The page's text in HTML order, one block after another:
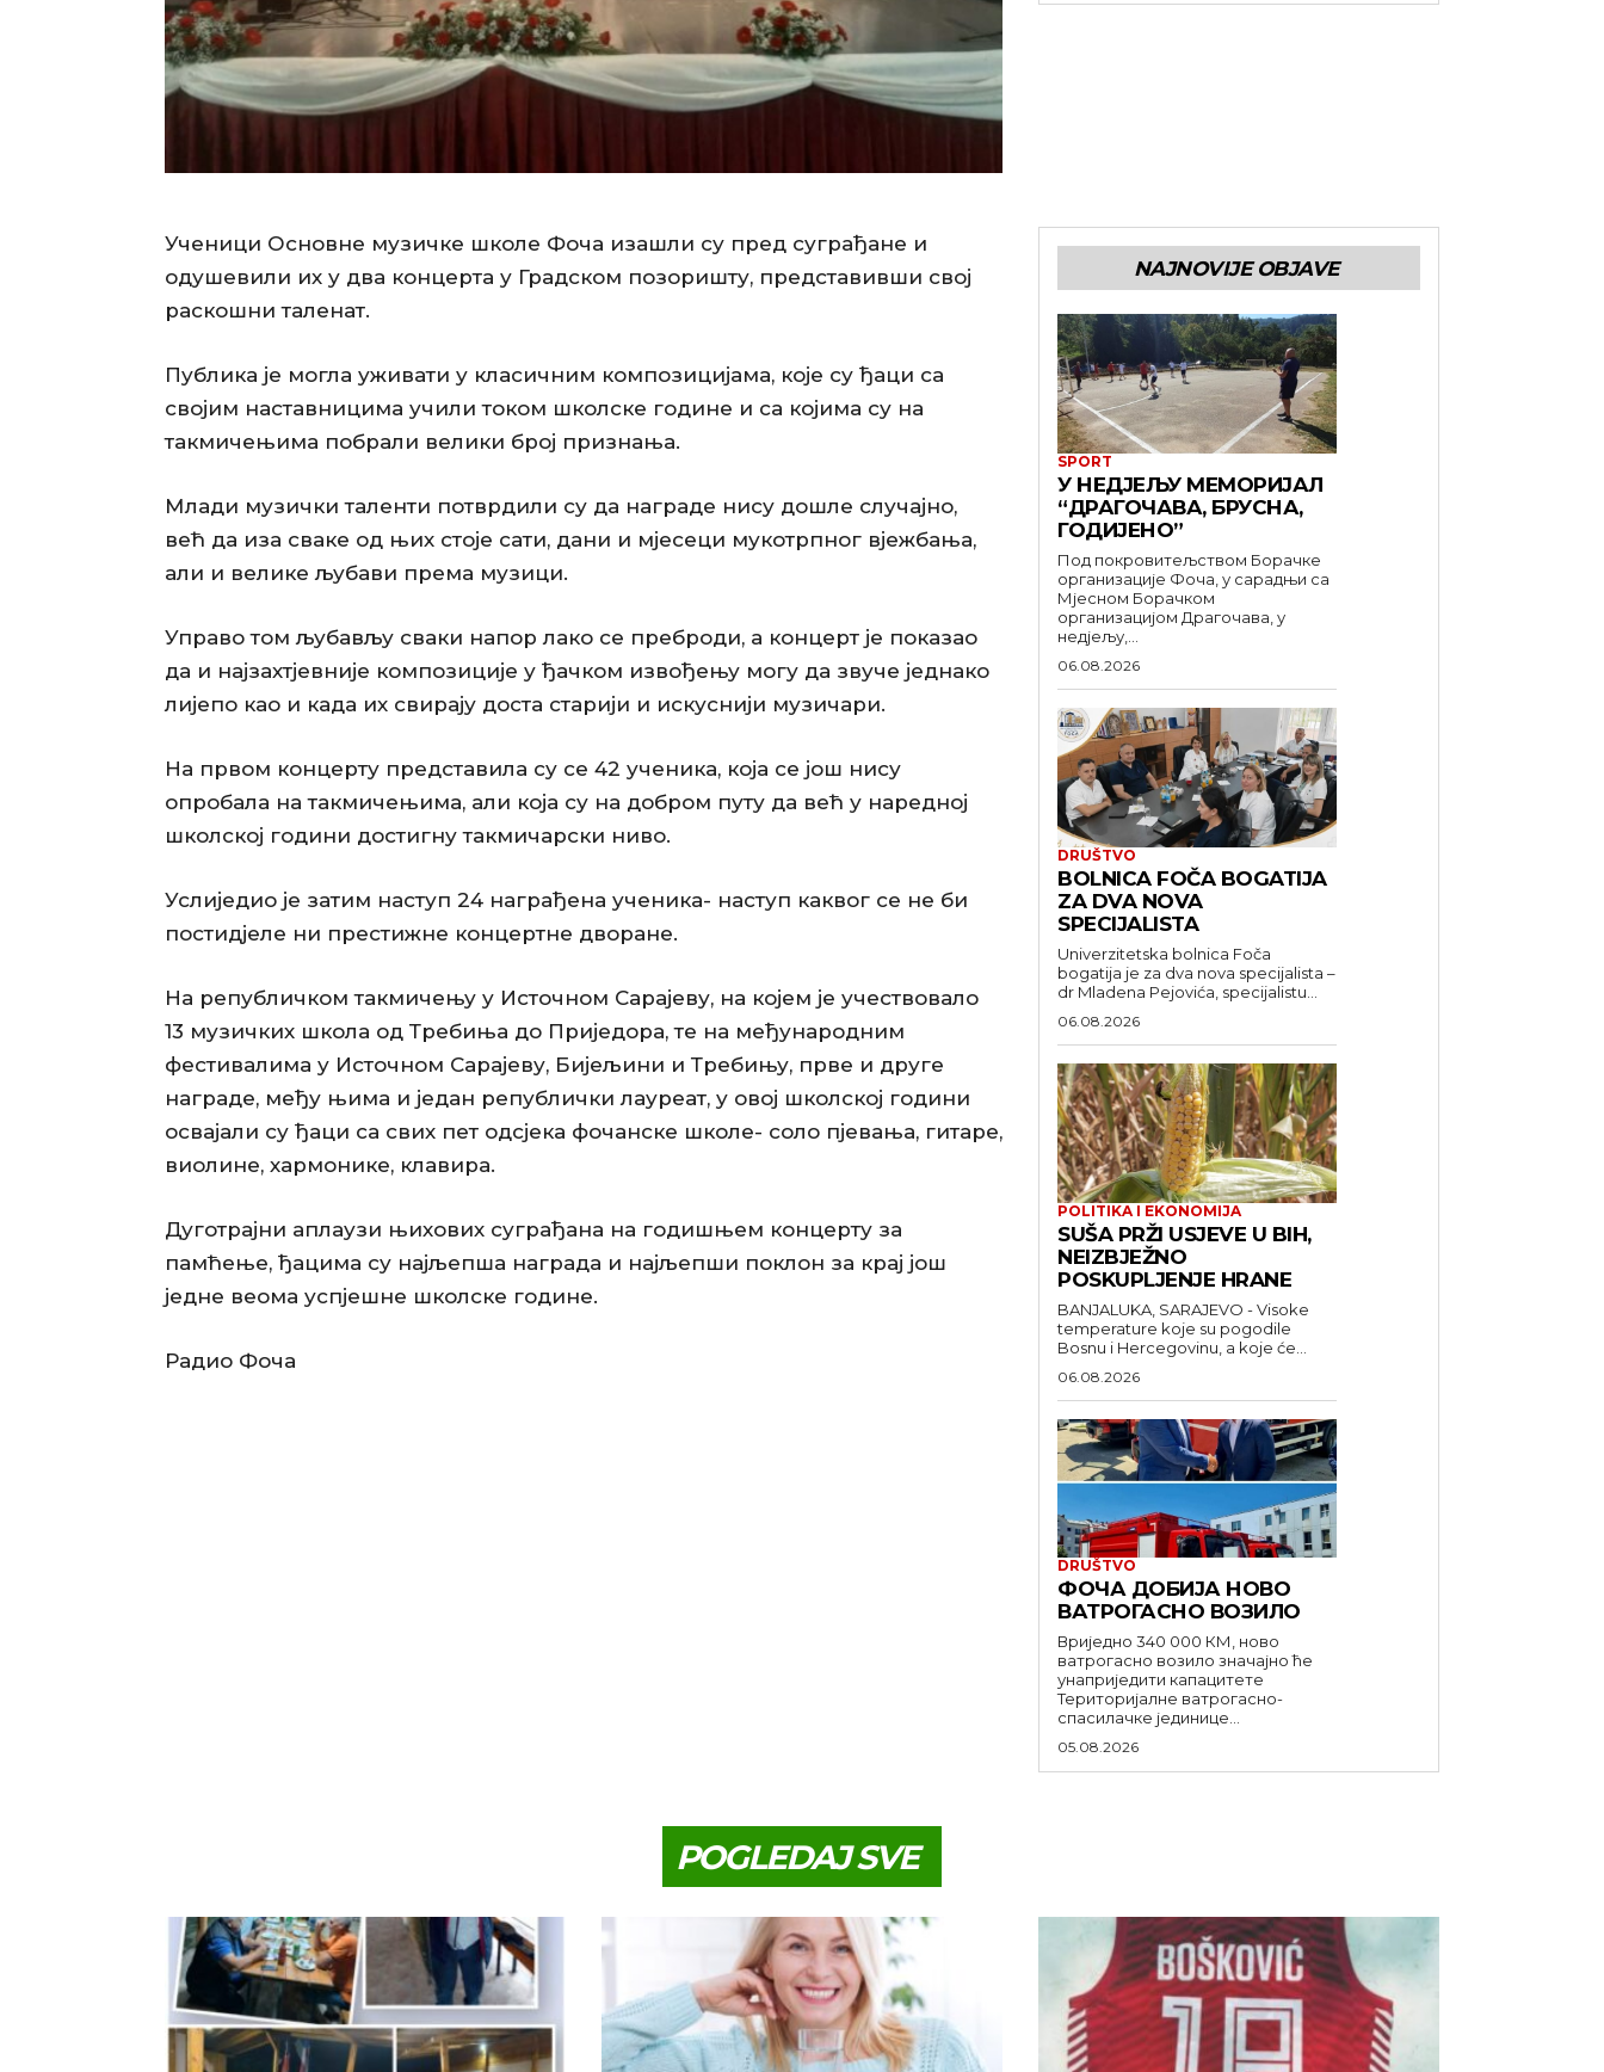
Ученици Основне музичке школе Фоча изашли су пред суграђане и
одушевили их у два концерта у Градском позоришту, представивши свој
раскошни таленат.
Публика је могла уживати у класичним композицијама, које су ђаци са
својим наставницима учили током школске године и са којима су на
такмичењима побрали велики број признања.
Млади музички таленти потврдили су да награде нису дошле случајно,
већ да иза сваке од њих стоје сати, дани и мјесеци мукотрпног вјежбања,
али и велике љубави према музици.
Управо том љубављу сваки напор лако се преброди, а концерт је показао
да и најзахтјевније композиције у ђачком извођењу могу да звуче једнако
лијепо као и када их свирају доста старији и искуснији музичари.
На првом концерту представила су се 42 ученика, која се још нису
опробала на такмичењима, али која су на добром путу да већ у наредној
школској години достигну такмичарски ниво.
Услиједио је затим наступ 24 награђена ученика- наступ каквог се не би
постидјеле ни престижне концертне дворане.
На републичком такмичењу у Источном Сарајеву, на којем је учествовало
13 музичких школа од Требиња до Приједора, те на међународним
фестивалима у Источном Сарајеву, Бијељини и Требињу, прве и друге
награде, међу њима и један републички лауреат, у овој школској години
освајали су ђаци са свих пет одсјека фочанске школе- соло пјевања, гитаре,
виолине, хармонике, клавира.
Дуготрајни аплаузи њихових суграђана на годишњем концерту за
памћење, ђацима су најљепша награда и најљепши поклон за крај још
једне веома успјешне школске године.
Радио Фоча
NAJNOVIJE OBJAVE
SPORT
У НЕДЈЕЉУ МЕМОРИЈАЛ
“ДРАГОЧАВА, БРУСНА,
ГОДИЈЕНО”
Под покровитељством Борачке
организације Фоча, у сарадњи са
Мјесном Борачком
организацијом Драгочава, у
недјељу,...
06.08.2026
DRUŠTVO
BOLNICA FOČA BOGATIJA
ZA DVA NOVA
SPECIJALISTA
Univerzitetska bolnica Foča
bogatija je za dva nova specijalista –
dr Mladena Pejovića, specijalistu...
06.08.2026
POLITIKA I EKONOMIJA
SUŠA PRŽI USJEVE U BIH,
NEIZBJEŽNO
POSKUPLJENJE HRANE
BANJALUKA, SARAJEVO - Visoke
temperature koje su pogodile
Bosnu i Hercegovinu, a koje će...
06.08.2026
DRUŠTVO
ФОЧА ДОБИЈА НОВО
ВАТРОГАСНО ВОЗИЛО
Вриједно 340 000 КМ, ново
ватрогасно возило значајно ће
унаприједити капацитете
Територијалне ватрогасно-
спасилачке јединице...
05.08.2026
POGLEDAJ SVE